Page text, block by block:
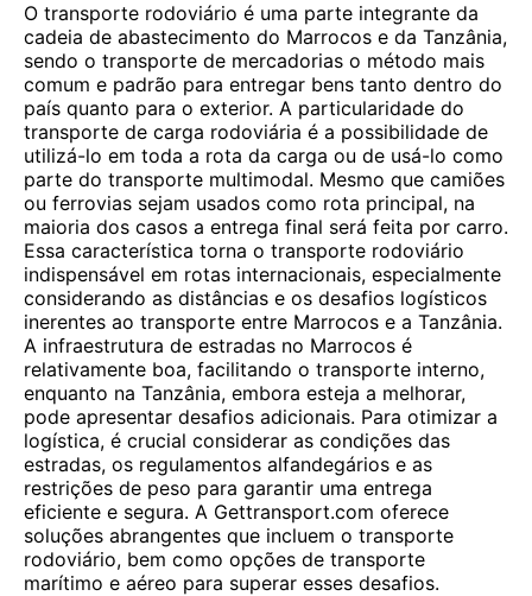
O transporte rodoviário é uma parte integrante da
cadeia de abastecimento do Marrocos e da Tanzânia,
sendo o transporte de mercadorias o método mais
comum e padrão para entregar bens tanto dentro do
país quanto para o exterior. A particularidade do
transporte de carga rodoviária é a possibilidade de
utilizá-lo em toda a rota da carga ou de usá-lo como
parte do transporte multimodal. Mesmo que camiões
ou ferrovias sejam usados ​​como rota principal, na
maioria dos casos a entrega final será feita por carro.
Essa característica torna o transporte rodoviário
indispensável em rotas internacionais, especialmente
considerando as distâncias e os desafios logísticos
inerentes ao transporte entre Marrocos e a Tanzânia.
A infraestrutura de estradas no Marrocos é
relativamente boa, facilitando o transporte interno,
enquanto na Tanzânia, embora esteja a melhorar,
pode apresentar desafios adicionais. Para otimizar a
logística, é crucial considerar as condições das
estradas, os regulamentos alfandegários e as
restrições de peso para garantir uma entrega
eficiente e segura. A Gettransport.com oferece
soluções abrangentes que incluem o transporte
rodoviário, bem como opções de transporte
marítimo e aéreo para superar esses desafios.